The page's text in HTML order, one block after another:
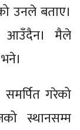
उनले बताए।
आउँदैन। मैले
गरेको
स्थानसम्म